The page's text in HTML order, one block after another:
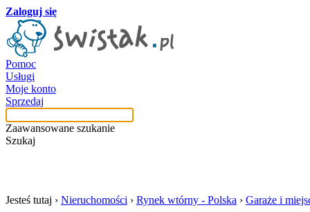
Zaloguj się
Pomoc
Usługi
Moje konto
Sprzedaj
Zaawansowane szukanie
Szukaj
Jesteś tutaj › Nieruchomości › Rynek wtórny - Polska › Garaże i